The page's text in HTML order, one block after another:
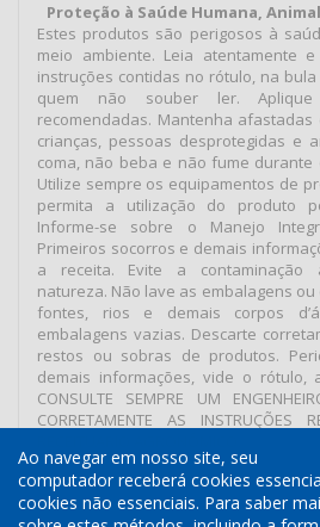
Proteção à Saúde Humana,
Estes produtos são perigosos à
meio ambiente. Leia atentamente
instruções contidas no rótulo, na
quem não souber ler.
recomendadas. Mantenha
crianças, pessoas desprotegidas e
coma, não beba e não fume
Utilize sempre os equipamentos de
permita a utilização do produto
Informe-se sobre o Manejo
Primeiros socorros e demais
a receita. Evite a contaminação
natureza. Não lave as embalagens
fontes, rios e demais corpos
embalagens vazias. Descarte
restos ou sobras de produtos.
demais informações, vide o rótulo,
CONSULTE SEMPRE UM
CORRETAMENTE AS INSTRUÇÕES
Termos de Uso Política de Cookies
Ao navegar em nosso site, seu
computador receberá cookies
cookies não essenciais. Para saber